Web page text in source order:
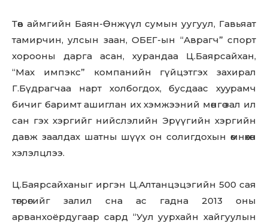
Төв аймгийн Баян-Өнжүүл сумын уугуул, Гавьяат
тамирчин, улсын заан, ОБЕГ-ын “Аврагч” спорт
хорооны дарга асан, хурандаа Ц.Баярсайхан,
“Мах импэкс” компанийн гүйцэтгэх захирал
Г.Бүдрагчаа нарт холбогдох, бусдаас xyypaмч
бичиг баримт ашиглан их хэмжээний мөнгө зал ил
сан гэх хэргийг нийслэлийн Эрүүгийн хэргийн
давж заалдах шатны шүүх он солигдохын өмнөхөн
хэлэлцлээ.
Ц.Баярсайханыг иргэн Ц.Алтанцэцэгийн 500 сая
төгрөгийг залил сна ас гадна 2013 оны
арванхоёрдугаар сард “Уул уурхайн хайгуулын